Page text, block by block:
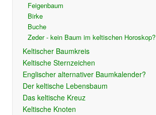
Feigenbaum
Birke
Buche
Zeder - kein Baum im keltischen Horoskop?
Keltischer Baumkreis
Keltische Sternzeichen
Englischer alternativer Baumkalender?
Der keltische Lebensbaum
Das keltische Kreuz
Keltische Knoten